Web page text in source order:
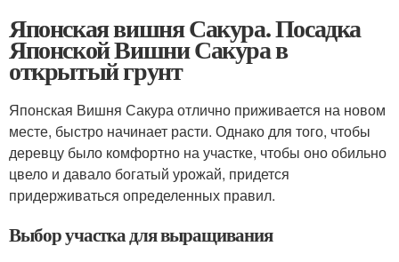
Японская вишня Сакура. Посадка
Японской Вишни Сакура в
открытый грунт
Японская Вишня Сакура отлично приживается на новом
месте, быстро начинает расти. Однако для того, чтобы
деревцу было комфортно на участке, чтобы оно обильно
цвело и давало богатый урожай, придется
придерживаться определенных правил.
Выбор участка для выращивания